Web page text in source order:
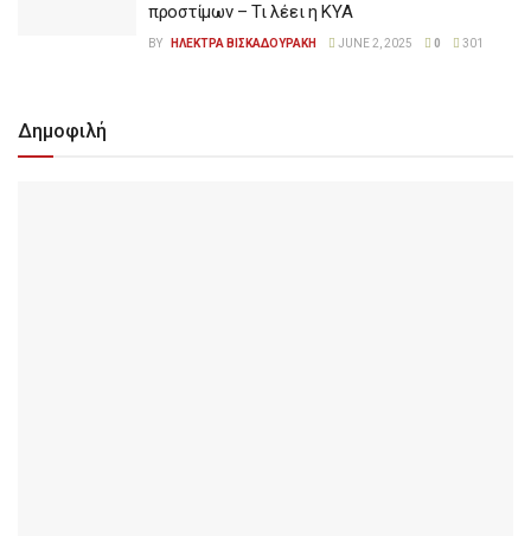
προστίμων – Τι λέει η ΚΥΑ
BY ΗΛΕΚΤΡΑ ΒΙΣΚΑΔΟΥΡΑΚΗ JUNE 2, 2025 0 301
Δημοφιλή